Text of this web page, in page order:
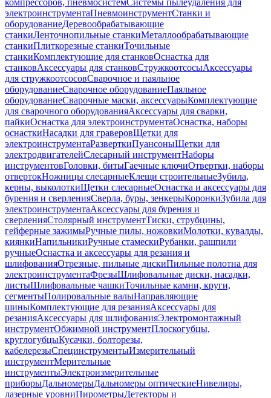
компрессоров, пневмосистемСистемы пылеудаления для
электроинструментаПневмоинструментСтанки и
оборудованиеДеревообрабатывающие
станкиЛенточнопильные станкиМеталлообрабатывающие
станкиПлиткорезные станкиТочильные
станкиКомплектующие для станковОснастка для
станковАксессуары для станковСтружкоотсосыАксессуары
для стружкоотсосовСварочное и паяльное
оборудованиеСварочное оборудованиеПаяльное
оборудованиеСварочные маски, аксессуарыКомплектующие
для сварочного оборудованияАксессуары для сварки,
пайкиОснастка для электроинструментаОснастка, наборы
оснасткиНасадки для граверовЩетки для
электроинструментаРазверткиПуансоныЩетки для
электродвигателейСлесарный инструментНаборы
инструментовГоловки, битыГаечные ключиОтвертки, наборы
отвертокНожницы слесарныеКлещи строительныеЗубила,
керны, выколоткиЩетки слесарныеОснастка и аксессуары для
бурения и сверленияСверла, буры, зенкерыКоронкиЗубила для
электроинструментаАксессуары для бурения и
сверленияСтолярный инструментТиски, струбцины,
гейферные зажимыРучные пилы, ножовкиМолотки, кувалды,
киянкиНапильникиРучные стамескиРубанки, рашпили
ручныеОснастка и аксессуары для резания и
шлифованияОтрезные, пильные дискиПильные полотна для
электроинструментаФрезыШлифовальные диски, насадки,
листыШлифовальные чашкиТочильные камни, круги,
сегментыПолировальные валыНаправляющие
шиныКомплектующие для резанияАксессуары для
резанияАксессуары для шлифованияЭлектромонтажный
инструментОбжимной инструментПлоскогубцы,
круглогубцыКусачки, болторезы,
кабелерезыСпецинструментыИзмерительный
инструментМерительные
инструментыЭлектроизмерительные
приборыДальномерыДальномеры оптическиеНивелиры,
лазерные уровниПирометрыДетекторы и